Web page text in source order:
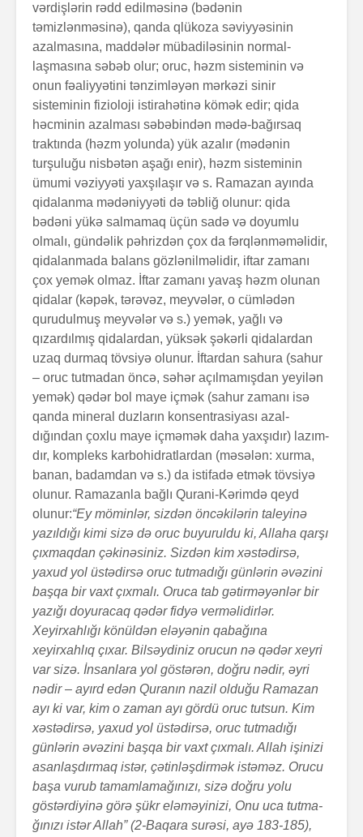
vərdişlərin rədd edilməsinə (bədənin
təmizlənməsinə), qanda qlü­ko­za səviyyəsinin
azalmasına, maddələr müba­dilə­sinin nor­mal­
laşmasına səbəb olur; oruc, həzm sisteminin və
onun fəaliyyətini tənzimləyən mərkəzi sinir
sisteminin fizioloji istirahətinə kömək edir; qida
həcminin azalması səbəbindən mədə-bağırsaq
traktında (həzm yolunda) yük azalır (mədənin
turşuluğu nisbətən aşağı enir), həzm sisteminin
ümumi vəziyyəti yaxşılaşır və s. Ramazan ayında
qidalanma mədəniyyəti də təbliğ olunur: qida
bədəni yükə salmamaq üçün sadə və do­yum­lu
olmalı, gündəlik pəhrizdən çox da fərqlənmə­mə­lidir,
qidalan­mada balans gözlənilməlidir, iftar zamanı
çox yemək olmaz. İftar zamanı yavaş həzm olunan
qida­lar (kəpək, tərəvəz, meyvələr, o cümlədən
qurudulmuş meyvələr və s.)­ yemək, yağlı və
qızardılmış qidalardan, yüksək şəkərli qidalardan
uzaq durmaq tövsiyə olunur. İftardan sahura (sahur
– oruc tutmadan öncə, səhər açıl­ma­mışdan yeyilən
yemək) qədər bol maye içmək (sahur zamanı isə
qanda mineral duzların konsentrasiyası azal­
dığından çoxlu ma­ye içməmək daha yaxşıdır) lazım­
dır, kompleks karbo­hidratlardan (məsələn: xurma,
banan, badamdan və s.) da istifadə etmək tövsiyə
olunur. Ramazanla bağlı Qurani-Kərimdə qeyd
olunur:“Ey mö­min­­lər, sizdən öncəkilərin taleyinə
yazıldığı kimi sizə də oruc buyu­ruldu ki, Allaha qarşı
çıxmaqdan çəkinə­siniz. Sizdən kim xəstədirsə,
yaxud yol üstədirsə oruc tutmadığı günlərin əvəzini
başqa bir vaxt çıxmalı. Oruca tab gətirməyənlər bir
yazığı doyuracaq qədər fidyə verməlidirlər.
Xeyirxahlığı könüldən eləyənin qabağına
xeyirxahlıq çıxar. Bilsəy­diniz orucun nə qədər xeyri
var sizə. İnsanlara yol göstərən, doğru nədir, əyri
nədir – ayırd edən Quranın nazil olduğu Ramazan
ayı ki var, kim o zaman ayı gördü oruc tutsun. Kim
xəstədirsə, yaxud yol üstədirsə, oruc tutmadığı
günlərin əvəzini baş­qa bir vaxt çıxmalı. Allah işinizi
asanlaşdırmaq istər, çətin­ləşdirmək istəməz. Orucu
başa vurub tamamlama­ğı­nızı, sizə doğru yolu
göstərdiyinə görə şükr eləməyinizi, Onu uca tutma­
ğı­nızı istər Allah” (2-Baqara surəsi, ayə 183-185),